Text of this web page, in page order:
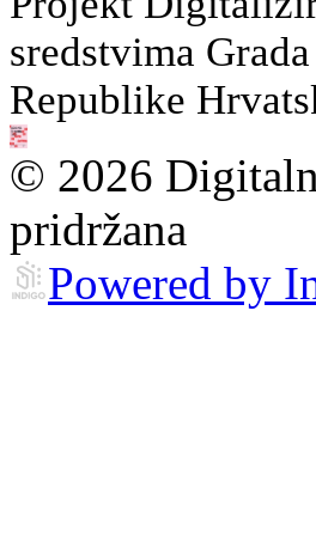
sredstvima
Republike
© 2026
pridržana
Powered by